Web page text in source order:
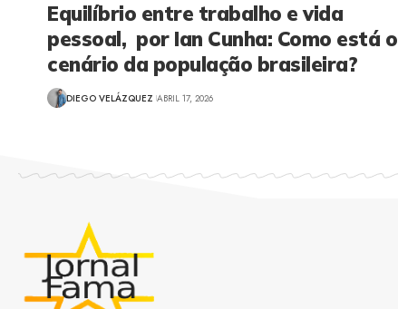
Equilíbrio entre trabalho e vida
pessoal, por Ian Cunha: Como está o
cenário da população brasileira?
DIEGO VELÁZQUEZ ABRIL 17, 2026